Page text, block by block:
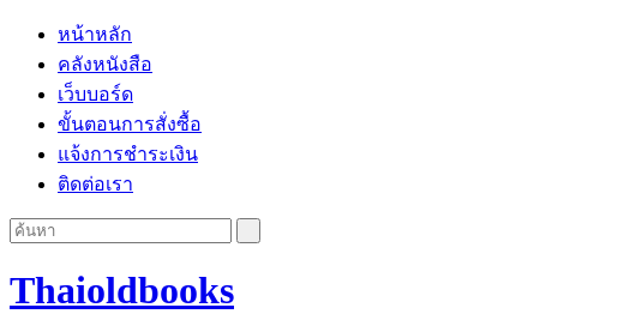
หน้าหลัก
คลังหนังสือ
เว็บบอร์ด
ขั้นตอนการสั่งซื้อ
แจ้งการชำระเงิน
ติดต่อเรา
Thaioldbooks